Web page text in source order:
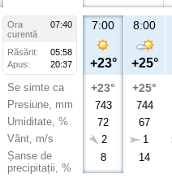
Ora
07:40
curentă
Răsărit:
05:58
Apus:
20:37
Se simte ca
Presiune, mm
Umiditate, %
Vânt, m/s
Șanse de
precipitații, %
7:00
+23°
+23°
743
72
2
8
8:00
+25°
+25°
744
67
1
14